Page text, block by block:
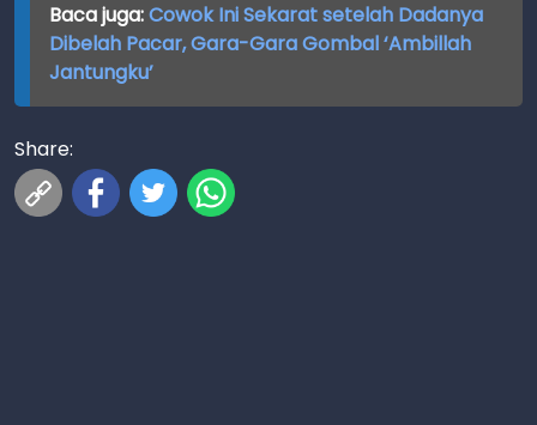
Baca juga:Cowok Ini Sekarat setelah Dadanya
Dibelah Pacar, Gara-Gara Gombal ‘Ambillah
Jantungku’
Share: